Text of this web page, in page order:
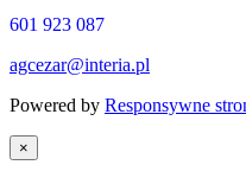
601 923 087
agcezar@interia.pl
Powered by Responsywne
×